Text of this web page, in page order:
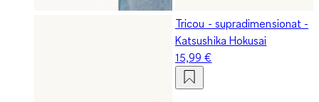
Tricou - supradimensionat -
Katsushika Hokusai
15,99 €